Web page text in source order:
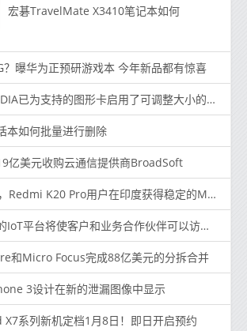
宏碁TravelMate X3410笔记本如何
曝华为正预研游戏本 今年新品都有惊喜
为支持的图形卡启用了可调整大小的BAR和RTX语音
本如何批量进行删除
亿美元收购云通信提供商BroadSoft
K20 Pro用户在印度获得稳定的MIUI 12更新
台将使客户和业务合作伙伴可以访问该公司的广泛技术
和Micro Focus完成88亿美元的分拆合并
3设计在新的泄漏图像中显示
X7系列新机定档1月8日！即日开启预约